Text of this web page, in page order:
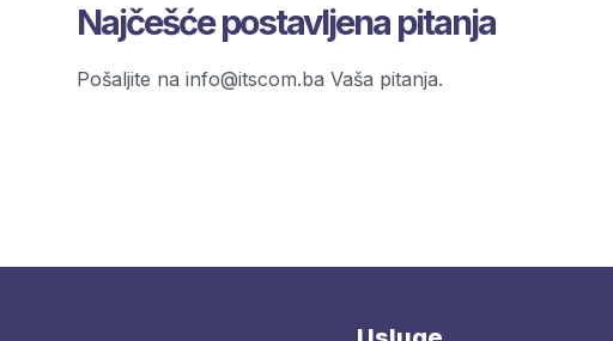
Najčešće postavljena pitanja
Pošaljite na info@itscom.ba Vaša pitanja.